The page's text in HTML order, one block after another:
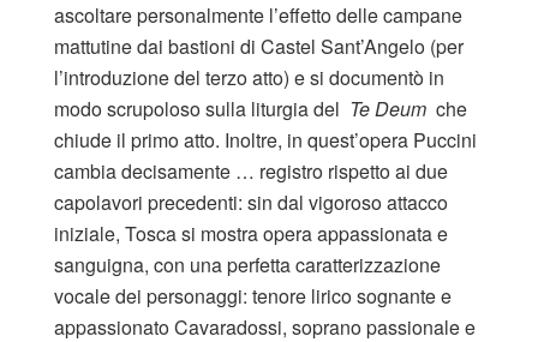
ascoltare personalmente l’effetto delle campane
mattutine dai bastioni di Castel Sant’Angelo (per
l’introduzione del terzo atto) e si documentò in
modo scrupoloso sulla liturgia del Te Deum che
chiude il primo atto. Inoltre, in quest’opera Puccini
cambia decisamente … registro rispetto ai due
capolavori precedenti: sin dal vigoroso attacco
iniziale, Tosca si mostra opera appassionata e
sanguigna, con una perfetta caratterizzazione
vocale dei personaggi: tenore lirico sognante e
appassionato Cavaradossi, soprano passionale e